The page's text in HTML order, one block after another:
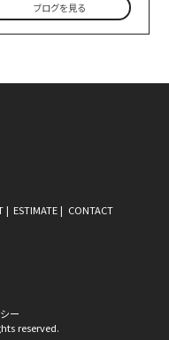
ブログを見る
ESTIMATE CONTACT
ー
reserved.